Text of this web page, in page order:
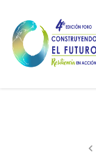
Contacto